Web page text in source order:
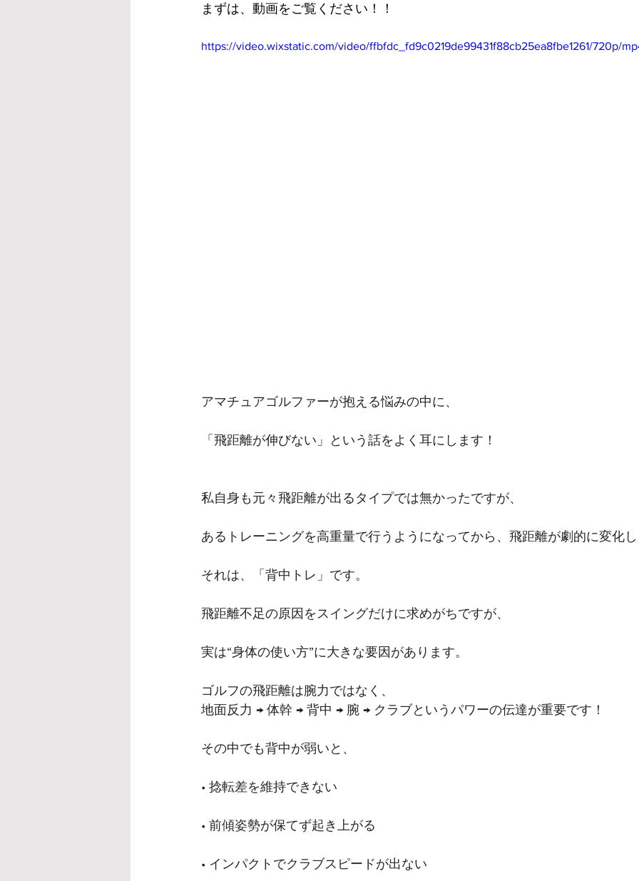
まずは、動画をご覧ください！！
https://video.wixstatic.com/video/ffbfdc_fd9c0219de99431f88cb25ea8fbe1261/720p/
アマチュアゴルファーが抱える悩みの中に、
「飛距離が伸びない」という話をよく耳にします！
私自身も元々飛距離が出るタイプでは無かったですが、
あるトレーニングを高重量で行うようになってから、飛距離が劇的に変化
それは、「背中トレ」です。
飛距離不足の原因をスイングだけに求めがちですが、
実は“身体の使い方”に大きな要因があります。
ゴルフの飛距離は腕力ではなく、
地面反力 → 体幹 → 背中 → 腕 → クラブというパワーの伝達が重要です！
その中でも背中が弱いと、
• 捻転差を維持できない
• 前傾姿勢が保てず起き上がる
• インパクトでクラブスピードが出ない